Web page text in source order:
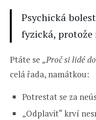
Psychická
fyzická, protože
Ptáte se „Proč si lidé
celá řada, namátkou:
Potrestat se za
„Odplavit“ krví